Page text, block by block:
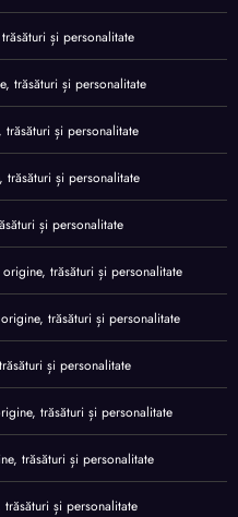
și personalitate
trăsături și personalitate
trăsături și personalitate
trăsături și personalitate
și personalitate
trăsături și personalitate
trăsături și personalitate
și personalitate
trăsături și personalitate
trăsături și personalitate
și personalitate